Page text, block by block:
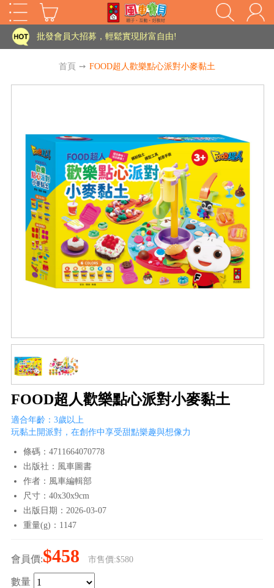
家長樂了!「風車書版集團暨FOOD超人企業總部」目前正興建中!
批發會員大招募，輕鬆實現財富自由!
老師您好!!幼教會員火熱招募中~
批發會員大招募，輕鬆實現財富自由!
老師您好!!幼教會員火熱招募中~
海外購物免煩惱！點我查看『海外購物流程說明』
首頁 ➙ FOOD超人歡樂點心派對小麥黏土
FOOD超人歡樂點心派對小麥黏土
適合年齡：3歲以上
玩黏土開派對，在創作中享受甜點樂趣與想像力
條碼：4711664070778
出版社：風車圖書
作者：風車編輯部
尺寸：40x30x9cm
出版日期：2026-03-07
重量(g)：1147
會員價:$458 市售價:$580
數量